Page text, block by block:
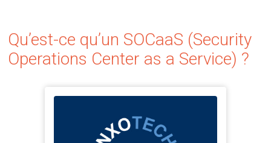
Qu’est-ce qu’un SOCaaS (Security
Operations Center as a Service) ?